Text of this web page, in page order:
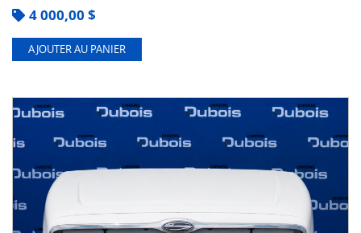
4 000,00 $
AJOUTER AU PANIER